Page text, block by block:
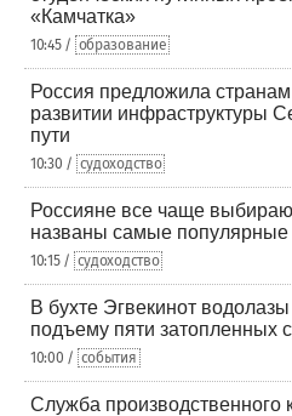
«Камчатка»
10:45 / образование
Россия предложила
развитии инфраструктуры
пути
10:30 / судоходство
Россияне все чаще
названы самые популярные
10:15 / судоходство
В бухте Эгвекинот водолазы
подъему пяти затопленных
10:00 / события
Служба